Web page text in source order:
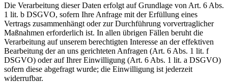
Die Verarbeitung dieser Daten erfolgt auf Grundlage von Art. 6 Abs.
1 lit. b DSGVO, sofern Ihre Anfrage mit der Erfüllung eines
Vertrags zusammenhängt oder zur Durchführung vorvertraglicher
Maßnahmen erforderlich ist. In allen übrigen Fällen beruht die
Verarbeitung auf unserem berechtigten Interesse an der effektiven
Bearbeitung der an uns gerichteten Anfragen (Art. 6 Abs. 1 lit. f
DSGVO) oder auf Ihrer Einwilligung (Art. 6 Abs. 1 lit. a DSGVO)
sofern diese abgefragt wurde; die Einwilligung ist jederzeit
widerrufbar.